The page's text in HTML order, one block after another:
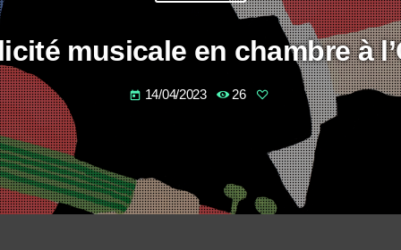
musicale en chambre à
today 14/04/2023 26